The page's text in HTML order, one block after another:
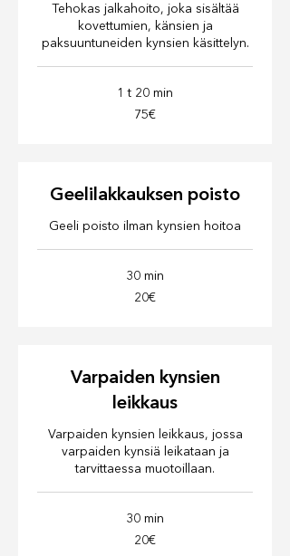
Tehokas jalkahoito, joka sisältää
kovettumien, känsien ja
paksuuntuneiden kynsien käsittelyn.
1 t 20 min
75€
Geelilakkauksen poisto
Geeli poisto ilman kynsien hoitoa
30 min
20€
Varpaiden kynsien
leikkaus
Varpaiden kynsien leikkaus, jossa
varpaiden kynsiä leikataan ja
tarvittaessa muotoillaan.
30 min
20€